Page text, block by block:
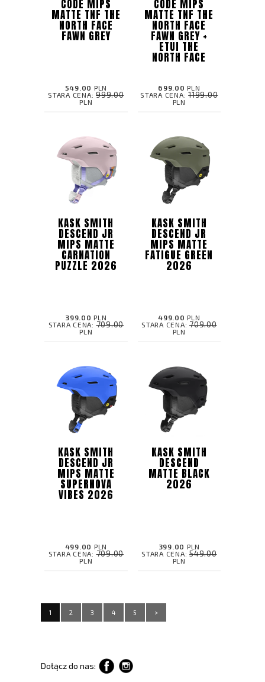
CODE MIPS
MATTE TNF THE
NORTH FACE
FAWN GREY
549.00 PLN
STARA CENA: 999.00
PLN
CODE MIPS
MATTE TNF THE
NORTH FACE
FAWN GREY +
ETUI THE
NORTH FACE
699.00 PLN
STARA CENA:1199.00
PLN
KASK SMITH
DESCEND JR
MIPS MATTE
CARNATION
PUZZLE 2026
399.00 PLN
STARA CENA:709.00
PLN
KASK SMITH
DESCEND JR
MIPS MATTE
FATIGUE GREEN
2026
499.00 PLN
STARA CENA: 709.00
PLN
KASK SMITH
DESCEND JR
MIPS MATTE
SUPERNOVA
VIBES 2026
499.00 PLN
STARA CENA:709.00
PLN
KASK SMITH
DESCEND
MATTE BLACK
2026
399.00 PLN
STARA CENA: 549.00
PLN
1 2 3 4 5 >
Dołącz do nas: